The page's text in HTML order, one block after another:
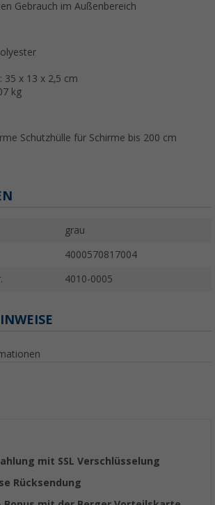
Gebrauch im Außenbereich
35 x 13 x 2,5 cm
kg
Schutzhülle für Schirme bis 200 cm
grau
4000570817004
4010-0005
mit SSL Verschlüsselung
Rücksendung